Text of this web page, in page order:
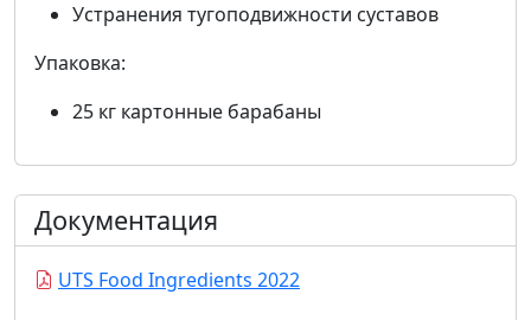
Устранения тугоподвижности суставов
Упаковка:
25 кг картонные барабаны
Документация
UTS Food Ingredients 2022